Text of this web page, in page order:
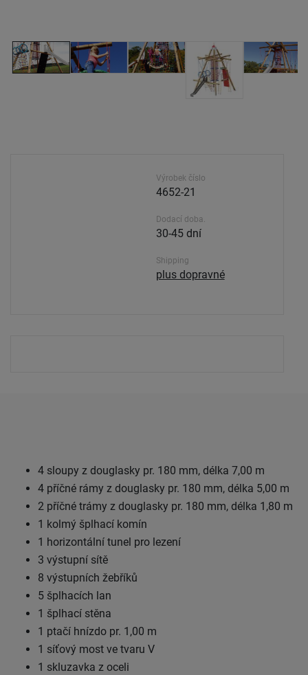
Výrobek číslo
4652-21
Dodací doba.
30-45 dní
Shipping
plus dopravné
4 sloupy z douglasky pr. 180 mm, délka 7,00 m
4 příčné rámy z douglasky pr. 180 mm, délka 5,00 m
2 příčné trámy z douglasky pr. 180 mm, délka 1,80 m
1 kolmý šplhací komín
1 horizontální tunel pro lezení
3 výstupní sítě
8 výstupních žebříků
5 šplhacích lan
1 šplhací stěna
1 ptačí hnízdo pr. 1,00 m
1 síťový most ve tvaru V
1 skluzavka z oceli